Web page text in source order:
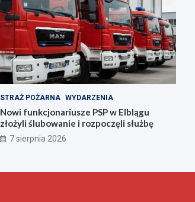
STRAŻ POŻARNA WYDARZENIA
Nowi funkcjonariusze PSP w Elblągu
złożyli ślubowanie i rozpoczęli służbę
7 sierpnia 2026